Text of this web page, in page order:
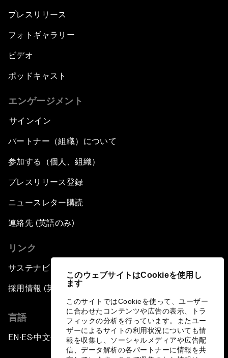
このウェブサイトはCookieを使用し
ます
このサイトではCookieを使って、ユーザー
に合わせたコンテンツや広告の表示、トラ
フィックの分析を行っています。またユー
ザーによるサイトの利用状況についても情
報を収集し、ソーシャルメディアや広告配
信、データ解析の各パートナーに情報を共
プレスリリース
フォトギャラリー
ビデオ
ポッドキャスト
エンゲージメント
サインイン
パートナー（組織）について
参加する（個人、組織）
プレスリリース登録
ニュースレター購読
連絡先 (英語のみ)
リンク
サステナビリティへの取り組み
採用情報 (英語のみ)
言語
EN ▪ES▪中文▪ 日本語